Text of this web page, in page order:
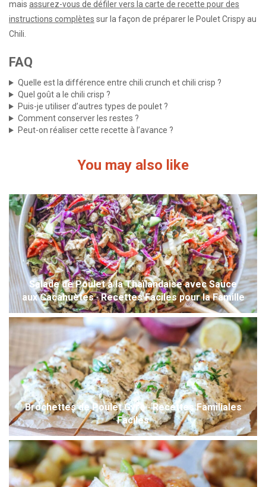
mais assurez-vous de défiler vers la carte de recette pour des
instructions complètes sur la façon de préparer le Poulet Crispy au
Chili.
FAQ
Quelle est la différence entre chili crunch et chili crisp ?
Quel goût a le chili crisp ?
Puis-je utiliser d’autres types de poulet ?
Comment conserver les restes ?
Peut-on réaliser cette recette à l’avance ?
You may also like
Salade de Poulet à la Thaïlandaise avec Sauce
aux Cacahuètes · Recettes Faciles pour la Famille
Brochettes de Poulet Gyro · Recettes Familiales
Faciles